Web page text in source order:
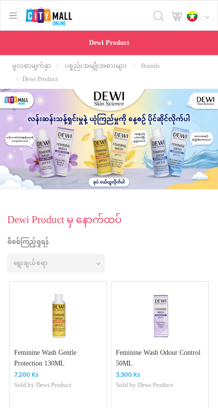
text.skipToContent
text.skipToNavigation
Dewi Product
မူလစာမျက်နှာ ပစ္စည်းအမျိုးအစားများ
Brands
Dewi Product
Dewi Product မှ နောက်ထပ်
စိစစ်ကြည့်ရှုရန်
Feminine Wash Gentle
Protection 130ML
7,200 Ks
Sold byDewi Product
Feminine Wash Odour Control
50ML
3,300 Ks
Sold byDewi Product